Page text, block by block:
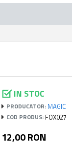
IN STOC
PRODUCATOR: MAGIC
COD PRODUS: FOX027
12,00 RON